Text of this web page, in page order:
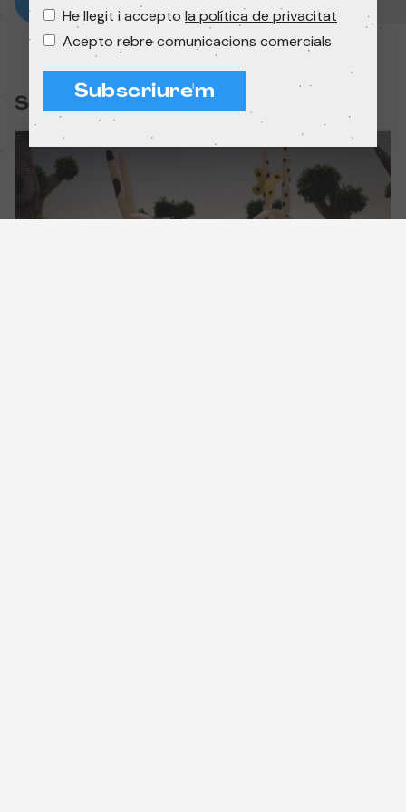
Sessió:
He llegit i accepto la política de privacitat
Acepto rebre comunicacions comercials
Subscriure'm